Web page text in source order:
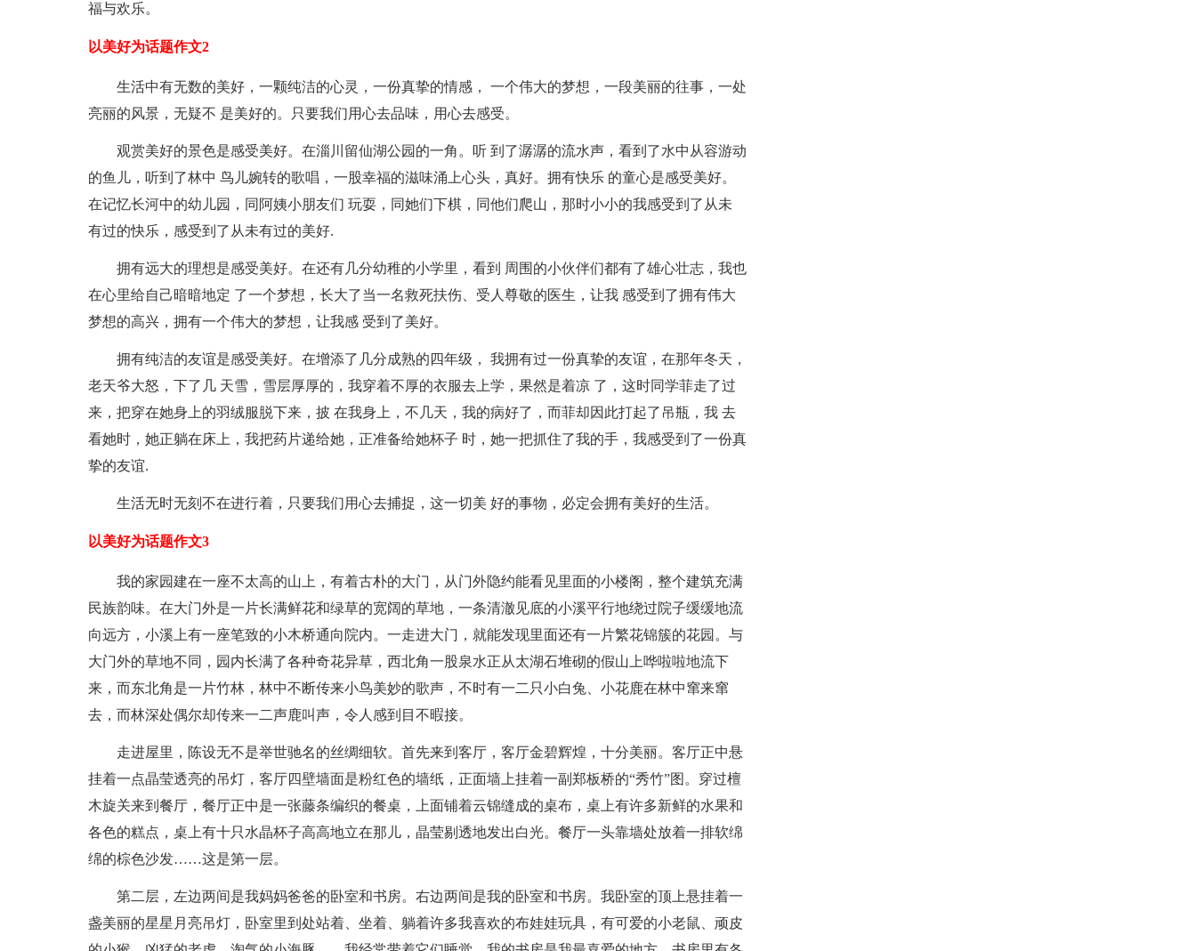
福与欢乐。
以美好为话题作文2
生活中有无数的美好，一颗纯洁的心灵，一份真挚的情感， 一个伟大的梦想，一段美丽的往事，一处
亮丽的风景，无疑不 是美好的。只要我们用心去品味，用心去感受。
观赏美好的景色是感受美好。在淄川留仙湖公园的一角。听 到了潺潺的流水声，看到了水中从容游动
的鱼儿，听到了林中 鸟儿婉转的歌唱，一股幸福的滋味涌上心头，真好。拥有快乐 的童心是感受美好。
在记忆长河中的幼儿园，同阿姨小朋友们 玩耍，同她们下棋，同他们爬山，那时小小的我感受到了从未
有过的快乐，感受到了从未有过的美好.
拥有远大的理想是感受美好。在还有几分幼稚的小学里，看到 周围的小伙伴们都有了雄心壮志，我也
在心里给自己暗暗地定 了一个梦想，长大了当一名救死扶伤、受人尊敬的医生，让我 感受到了拥有伟大
梦想的高兴，拥有一个伟大的梦想，让我感 受到了美好。
拥有纯洁的友谊是感受美好。在增添了几分成熟的四年级， 我拥有过一份真挚的友谊，在那年冬天，
老天爷大怒，下了几 天雪，雪层厚厚的，我穿着不厚的衣服去上学，果然是着凉 了，这时同学菲走了过
来，把穿在她身上的羽绒服脱下来，披 在我身上，不几天，我的病好了，而菲却因此打起了吊瓶，我 去
看她时，她正躺在床上，我把药片递给她，正准备给她杯子 时，她一把抓住了我的手，我感受到了一份真
挚的友谊.
生活无时无刻不在进行着，只要我们用心去捕捉，这一切美 好的事物，必定会拥有美好的生活。
以美好为话题作文3
我的家园建在一座不太高的山上，有着古朴的大门，从门外隐约能看见里面的小楼阁，整个建筑充满
民族韵味。在大门外是一片长满鲜花和绿草的宽阔的草地，一条清澈见底的小溪平行地绕过院子缓缓地流
向远方，小溪上有一座笔致的小木桥通向院内。一走进大门，就能发现里面还有一片繁花锦簇的花园。与
大门外的草地不同，园内长满了各种奇花异草，西北角一股泉水正从太湖石堆砌的假山上哗啦啦地流下
来，而东北角是一片竹林，林中不断传来小鸟美妙的歌声，不时有一二只小白兔、小花鹿在林中窜来窜
去，而林深处偶尔却传来一二声鹿叫声，令人感到目不暇接。
走进屋里，陈设无不是举世驰名的丝绸细软。首先来到客厅，客厅金碧辉煌，十分美丽。客厅正中悬
挂着一点晶莹透亮的吊灯，客厅四壁墙面是粉红色的墙纸，正面墙上挂着一副郑板桥的“秀竹”图。穿过檀
木旋关来到餐厅，餐厅正中是一张藤条编织的餐桌，上面铺着云锦缝成的桌布，桌上有许多新鲜的水果和
各色的糕点，桌上有十只水晶杯子高高地立在那儿，晶莹剔透地发出白光。餐厅一头靠墙处放着一排软绵
绵的棕色沙发……这是第一层。
第二层，左边两间是我妈妈爸爸的卧室和书房。右边两间是我的卧室和书房。我卧室的顶上悬挂着一
盏美丽的星星月亮吊灯，卧室里到处站着、坐着、躺着许多我喜欢的布娃娃玩具，有可爱的小老鼠、顽皮